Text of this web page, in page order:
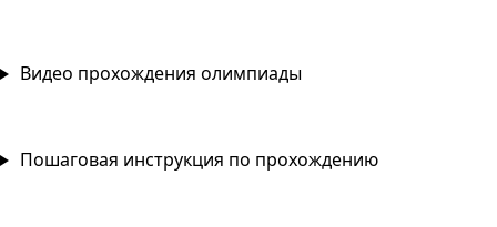
Видео прохождения олимпиады
Пошаговая инструкция по прохождению